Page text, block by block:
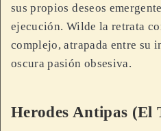
sus propios deseos
ejecución. Wilde la retrata
complejo, atrapada entre su
oscura pasión obsesiva.
Herodes Antipas (El